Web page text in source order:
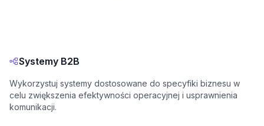
Systemy B2B
Wykorzystuj systemy dostosowane do specyfiki biznesu w
celu zwiększenia efektywności operacyjnej i usprawnienia
komunikacji.